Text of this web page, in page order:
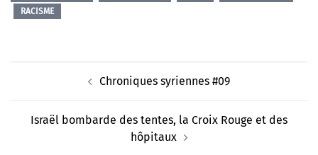
RACISME
Chroniques syriennes #09
Israël bombarde des tentes, la Croix Rouge et des
hôpitaux